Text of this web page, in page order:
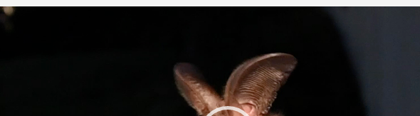
Videoavspiller